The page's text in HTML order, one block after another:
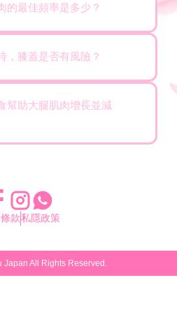
的最佳頻率是多少？
，膝蓋是否有風險？
幫助大腿肌肉增長並減
款私隱政策
Japan All Rights Reserved.